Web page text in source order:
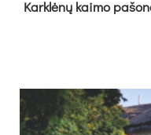
Kark­lė­nų kai­mo